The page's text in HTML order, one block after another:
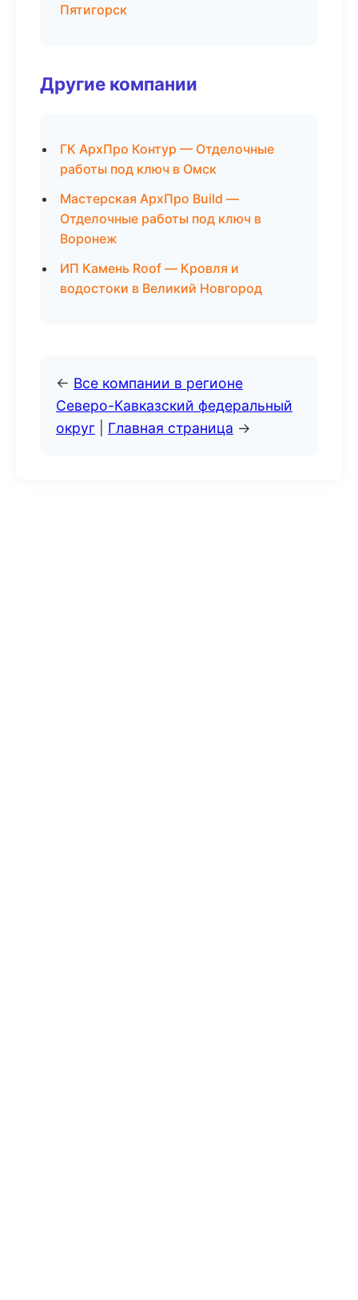
Пятигорск
Другие компании
ГК АрхПро Контур — Отделочные
работы под ключ в Омск
Мастерская АрхПро Build —
Отделочные работы под ключ в
Воронеж
ИП Камень Roof — Кровля и
водостоки в Великий Новгород
← Все компании в регионе
Северо-Кавказский федеральный
округ
Главная страница →